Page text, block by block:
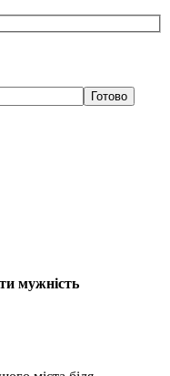
мужність